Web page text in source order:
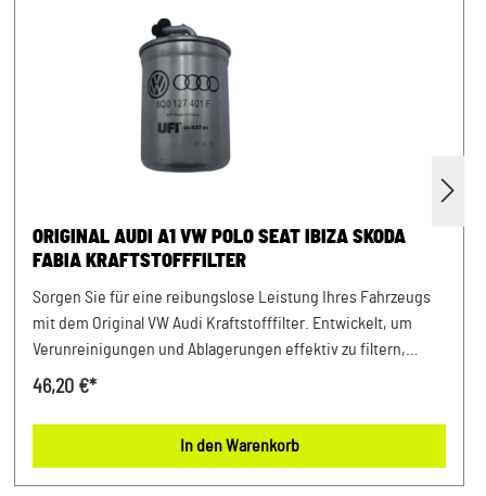
ORIGINAL AUDI A1 VW POLO SEAT IBIZA SKODA
FABIA KRAFTSTOFFFILTER
Sorgen Sie für eine reibungslose Leistung Ihres Fahrzeugs
mit dem Original VW Audi Kraftstofffilter. Entwickelt, um
Verunreinigungen und Ablagerungen effektiv zu filtern,
gewährleistet dieser Filter eine optimale Kraftstoffqualität.
um die Lebensdauer Ihres Motors zu verlängern. Entdecken
Sie noch heute die bewährte Zuverlässigkeit des Original VW
46,20 €*
In den Warenkorb